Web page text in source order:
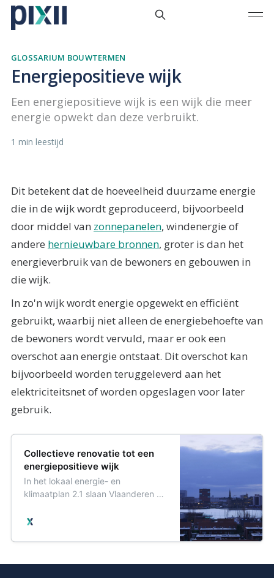
GLOSSARIUM BOUWTERMEN
Energiepositieve wijk
Een energiepositieve wijk is een wijk die meer
energie opwekt dan deze verbruikt.
1 min leestijd
Dit betekent dat de hoeveelheid duurzame energie
die in de wijk wordt geproduceerd, bijvoorbeeld
door middel van zonnepanelen, windenergie of
andere hernieuwbare bronnen, groter is dan het
energieverbruik van de bewoners en gebouwen in
die wijk.
In zo'n wijk wordt energie opgewekt en efficiënt
gebruikt, waarbij niet alleen de energiebehoefte van
de bewoners wordt vervuld, maar er ook een
overschot aan energie ontstaat. Dit overschot kan
bijvoorbeeld worden teruggeleverd aan het
elektriciteitsnet of worden opgeslagen voor later
gebruik.
Collectieve renovatie tot een
energiepositieve wijk
In het lokaal energie- en
klimaatplan 2.1 slaan Vlaanderen en
elkaar om de energie- en